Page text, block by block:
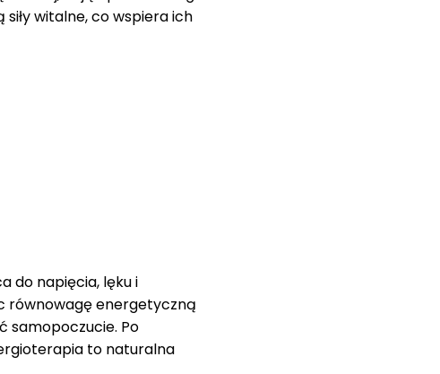
witalne, co wspiera ich
do napięcia, lęku i
równowagę energetyczną
samopoczucie. Po
to naturalna